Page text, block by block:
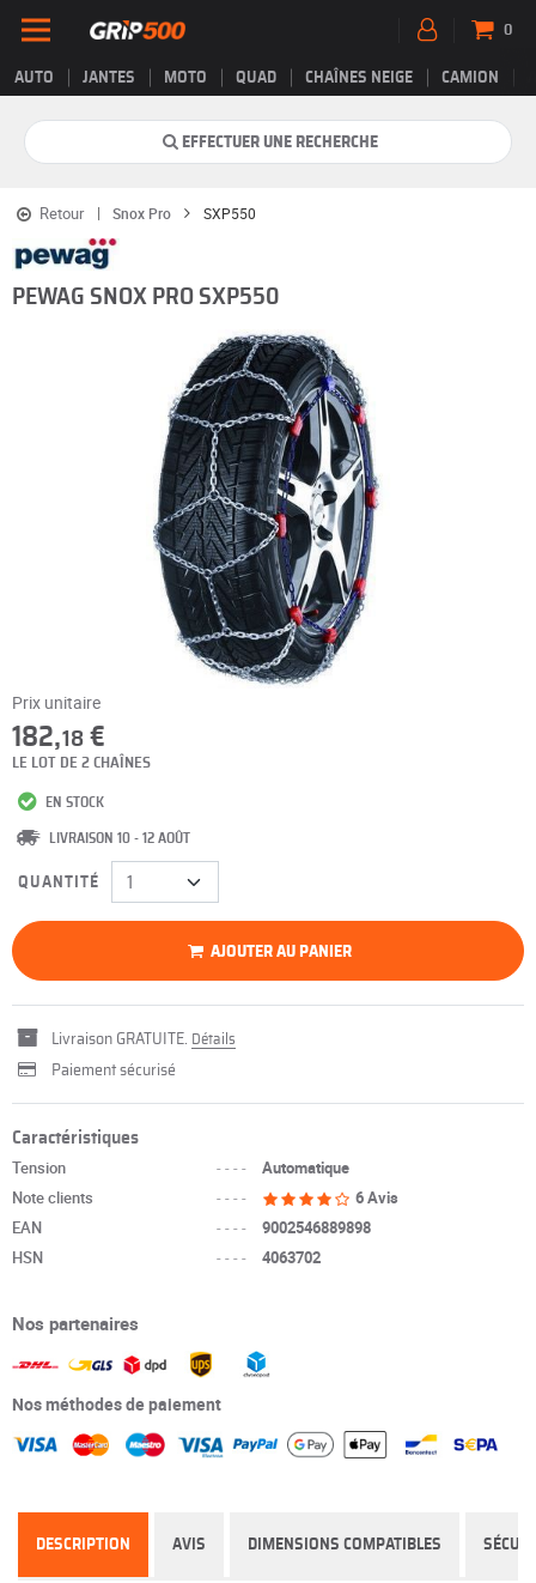
AUTO JANTES MOTO QUAD CHAÎNES NEIGE CAMION
0
EFFECTUER UNE RECHERCHE
Retour Snox Pro SXP550
PEWAG SNOX PRO SXP550
Prix unitaire
182,18 €
LE LOT DE 2 CHAÎNES
EN STOCK
LIVRAISON 10 - 12 AOÛT
QUANTITÉ
AJOUTER AU PANIER
Livraison GRATUITE. Détails
Paiement sécurisé
Caractéristiques
Tension ----
Automatique
Note clients
----
6 Avis
EAN
----
9002546889898
HSN
---- 4063702
Nos partenaires
Nos méthodes de paiement
DESCRIPTION AVIS DIMENSIONS COMPATIBLES